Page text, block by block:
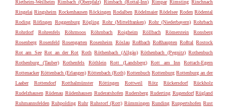
Rietheim-Weilheim Rimbach (Oberpfalz) Rimbach (Rottal-Inn) Rimpar Rimsting Rinchnach
Ringelai Ringsheim Rockenhausen Röckingen Rodalben Rödelmaier Rödelsee Roden Rödental
Roding Röfingen Roggenburg Rögling Rohr (Mittelfranken) Rohr (Niederbayern) Rohrbach
Rohrdorf
Rohrenfels Röhrmoos Röhrnbach Roigheim Röllbach Römerstein
Ronsberg
Rosenberg Rosenfeld Rosengarten Rosenheim Röslau Roßbach Roßhaupten Roßtal Rostock
Rot am See Rot an der Rot Roth Röthenbach (Allgäu) Röthenbach (Pegnitz) Rothenbuch
Rothenburg (Tauber)
Rothenfels Röthlein Rott (Landsberg) Rott am Inn
Rottach-Egern
Rottenacker Röttenbach (Erlangen) Röttenbach (Roth) Rottenbuch Rottenburg Rottenburg an der
Laaber
Rottendorf Rotthalmünster Röttingen Rottweil Rötz Rückersdorf
Rückholz
Rudelzhausen Rüdenau Rüdenhausen Ruderatshofen Rudersberg Ruderting Rugendorf Rügland
Ruhmannsfelden Ruhpolding Ruhr Ruhstorf (Rott) Rümmingen Runding Ruppertshofen Rust